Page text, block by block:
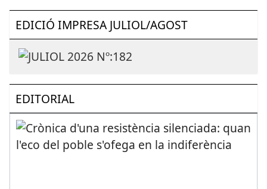
EDICIÓ IMPRESA JULIOL/AGOST
EDITORIAL